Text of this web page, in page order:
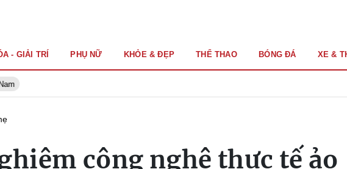
- GIẢI TRÍ PHỤ NỮ KHỎE & ĐẸP THỂ THAO BÓNG ĐÁ XE &
công nghệ thực tế ảo